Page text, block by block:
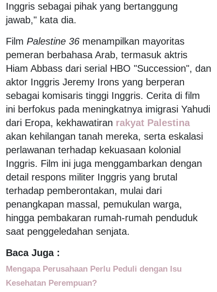
Inggris sebagai pihak yang bertanggung
jawab," kata dia.
Film Palestine 36 menampilkan mayoritas
pemeran berbahasa Arab, termasuk aktris
Hiam Abbass dari serial HBO "Succession", dan
aktor Inggris Jeremy Irons yang berperan
sebagai komisaris tinggi Inggris. Cerita di film
ini berfokus pada meningkatnya imigrasi Yahudi
dari Eropa, kekhawatiran rakyat Palestina
akan kehilangan tanah mereka, serta eskalasi
perlawanan terhadap kekuasaan kolonial
Inggris. Film ini juga menggambarkan dengan
detail respons militer Inggris yang brutal
terhadap pemberontakan, mulai dari
penangkapan massal, pemukulan warga,
hingga pembakaran rumah-rumah penduduk
saat penggeledahan senjata.
Baca Juga :
Mengapa Perusahaan Perlu Peduli dengan Isu
Kesehatan Perempuan?